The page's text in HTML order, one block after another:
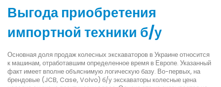
Выгода приобретения
импортной техники б/у
Основная доля продаж колесных экскаваторов в Украине относится
к машинам, отработавшим определенное время в Европе. Указанный
факт имеет вполне объяснимую логическую базу. Во-первых, на
брендовые (JCB, Case, Volvo) б/у экскаваторы колесные цена